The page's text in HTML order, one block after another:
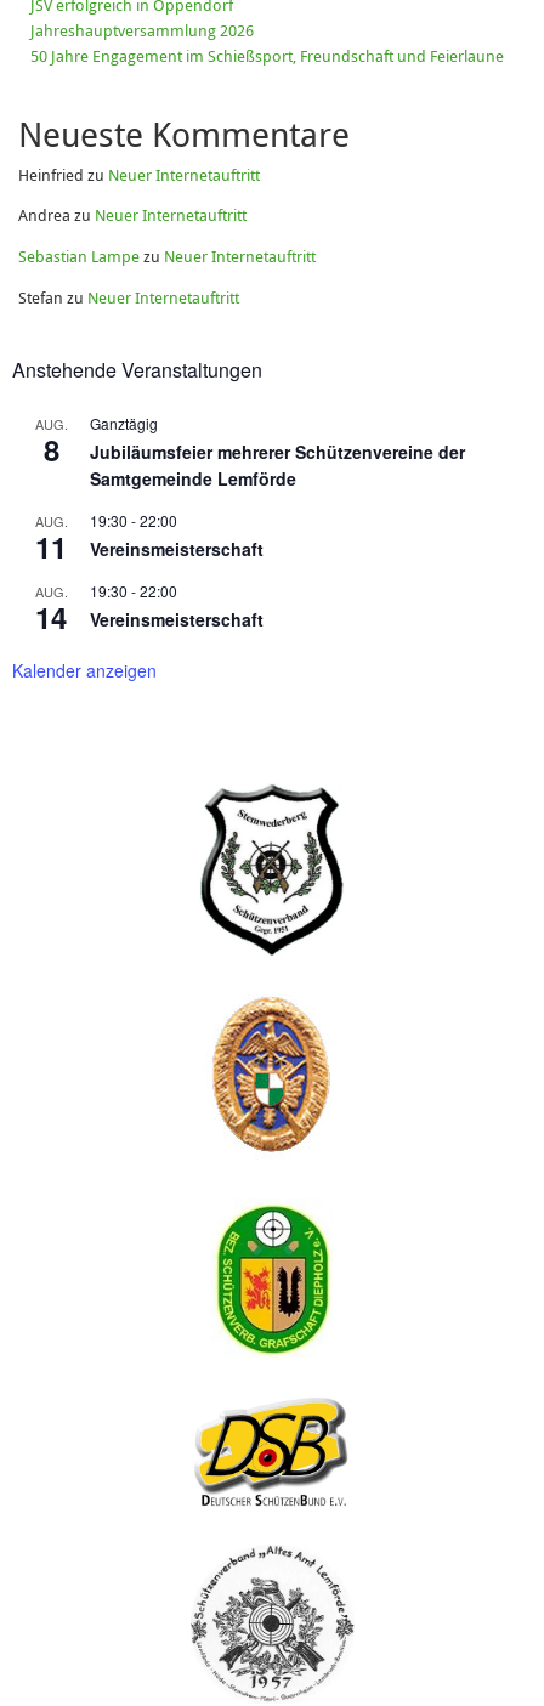
JSV erfolgreich in Oppendorf
Jahreshauptversammlung 2026
50 Jahre Engagement im Schießsport, Freundschaft und Feierlaune
Neueste Kommentare
Heinfried zu Neuer Internetauftritt
Andrea zu Neuer Internetauftritt
Sebastian Lampezu Neuer Internetauftritt
Stefan zu Neuer Internetauftritt
Anstehende Veranstaltungen
AUG.
8
Ganztägig
Jubiläumsfeier mehrerer Schützenvereine der
Samtgemeinde Lemförde
AUG.
11
19:30 -22:00
Vereinsmeisterschaft
AUG.
14
19:30 -22:00
Vereinsmeisterschaft
Kalender anzeigen